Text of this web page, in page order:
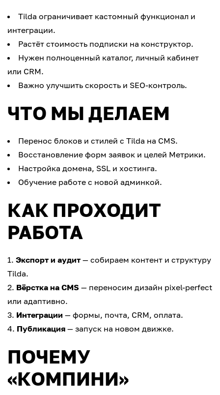
Tilda ограничивает кастомный функционал и
интеграции.
Растёт стоимость подписки на конструктор.
Нужен полноценный каталог, личный кабинет
или CRM.
Важно улучшить скорость и SEO-контроль.
ЧТО МЫ ДЕЛАЕМ
Перенос блоков и стилей с Tilda на CMS.
Восстановление форм заявок и целей Метрики.
Настройка домена, SSL и хостинга.
Обучение работе с новой админкой.
КАК ПРОХОДИТ
РАБОТА
Экспорт и аудит — собираем контент и структуру
Tilda.
Вёрстка на CMS — переносим дизайн pixel-perfect
или адаптивно.
Интеграции — формы, почта, CRM, оплата.
Публикация — запуск на новом движке.
ПОЧЕМУ
«КОМПИНИ»